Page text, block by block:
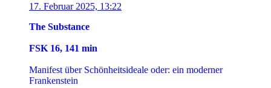
17. Februar 2025, 13:22
The Substance
FSK 16, 141 min
Manifest über Schönheitsideale oder: ein moderner
Frankenstein